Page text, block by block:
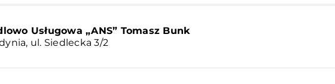
Usługowa „ANS” Tomasz Bunk
ul. Siedlecka 3/2